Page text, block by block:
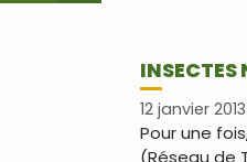
INSECTES
12 janvier 2013
Pour une
(Réseau de